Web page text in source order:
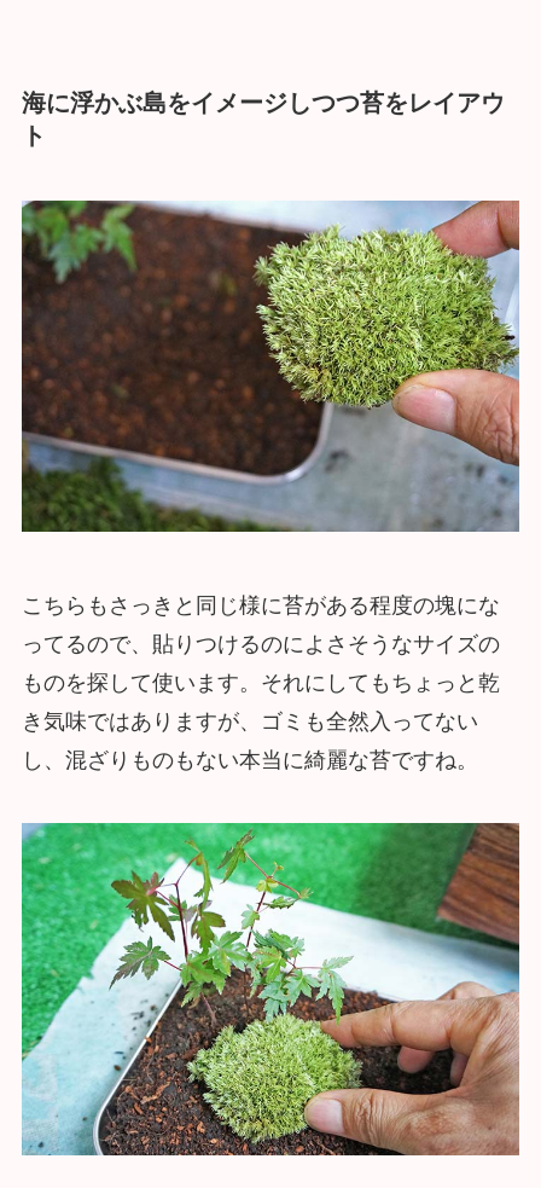
海に浮かぶ島をイメージしつつ苔をレイアウ
ト
こちらもさっきと同じ様に苔がある程度の塊にな
ってるので、貼りつけるのによさそうなサイズの
ものを探して使います。それにしてもちょっと乾
き気味ではありますが、ゴミも全然入ってない
し、混ざりものもない本当に綺麗な苔ですね。